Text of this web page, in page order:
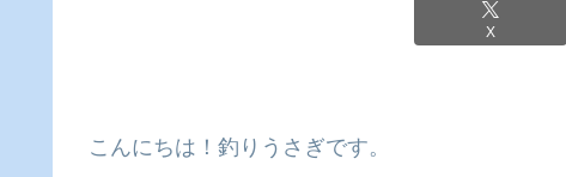
X
こんにちは！釣りうさぎです。